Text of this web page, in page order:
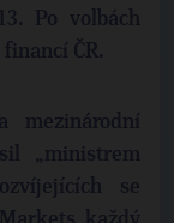
Po volbách
ČR.
mezinárodní
„ministrem
se